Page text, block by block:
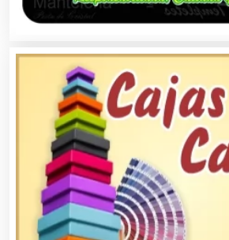
Asesoría Fiscal
Asilos
Asociaciones Civiles
Asociaciones Empresariales